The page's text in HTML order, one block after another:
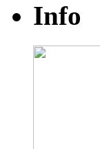
Info